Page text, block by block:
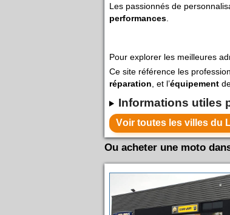
Les passionnés de
performances
Pour explorer les meilleures
Ce site référence les
réparation , et l’équipement
Informations utiles
Ou acheter une moto